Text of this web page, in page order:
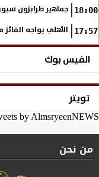
18:00 جماهير طرابزون
17:57 الأهلي يواجه
الفيس بوك
تويتر
by AlmsryeenNEWS
من نحن